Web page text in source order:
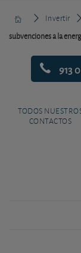
Invertir
subvenciones a la
913
TODOS
CONTACTOS